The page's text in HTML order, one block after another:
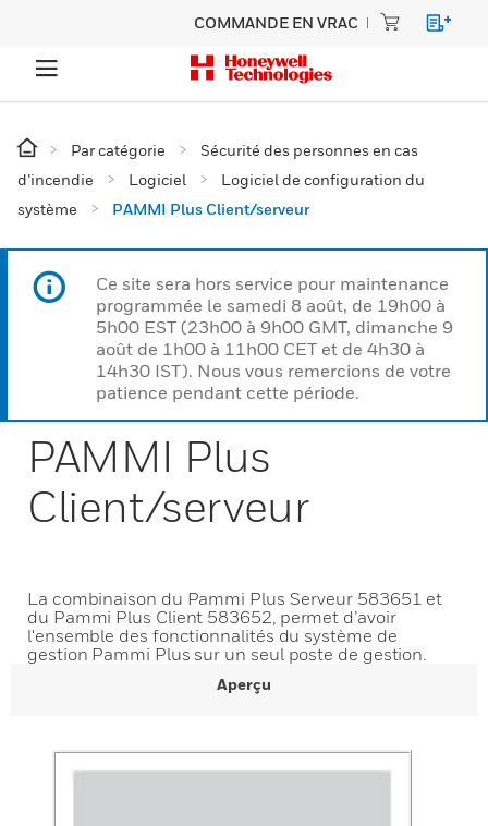
COMMANDE EN VRAC
Par catégorie
Sécurité des personnes en cas
d’incendie
Logiciel
Logiciel de configuration du
système
PAMMI Plus Client/serveur
Ce site sera hors service pour maintenance
programmée le samedi 8 août, de 19h00 à
5h00 EST (23h00 à 9h00 GMT, dimanche 9
août de 1h00 à 11h00 CET et de 4h30 à
14h30 IST). Nous vous remercions de votre
patience pendant cette période.
PAMMI Plus
Client/serveur
La combinaison du Pammi Plus Serveur 583651 et
du Pammi Plus Client 583652, permet d’avoir
l'ensemble des fonctionnalités du système de
gestion Pammi Plus sur un seul poste de gestion.
Aperçu